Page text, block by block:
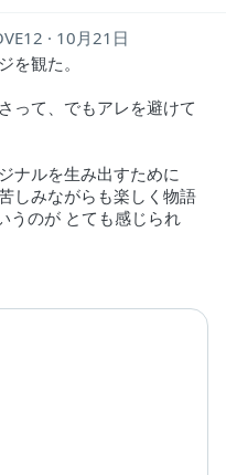
10月21日
を観た。
って、でもアレを避けて
ナルを生み出すために
しみながらも楽しく物語
うのが とても感じられ